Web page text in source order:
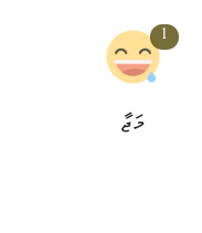
1
މަޖާ